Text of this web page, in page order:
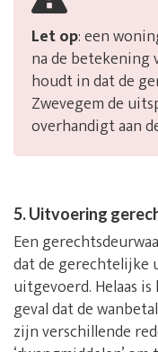
Let op: een
na de betekening
houdt in dat de
Zwevegem de
overhandigt aan
5. Uitvoering
Een
dat de gerechtelijke
uitgevoerd. Helaas
geval dat de
zijn verschillende